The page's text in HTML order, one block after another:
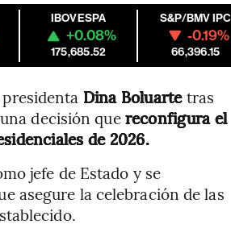
IBOVESPA
+0.08%
175,685.52
S&P/BMV IPC
-0.19%
66,396.15
Dina Boluartetras
decisión quereconfigura el
de 2026.
jefe de Estado y se
asegure la celebración de las